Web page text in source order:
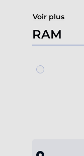
Voir plus
RAM